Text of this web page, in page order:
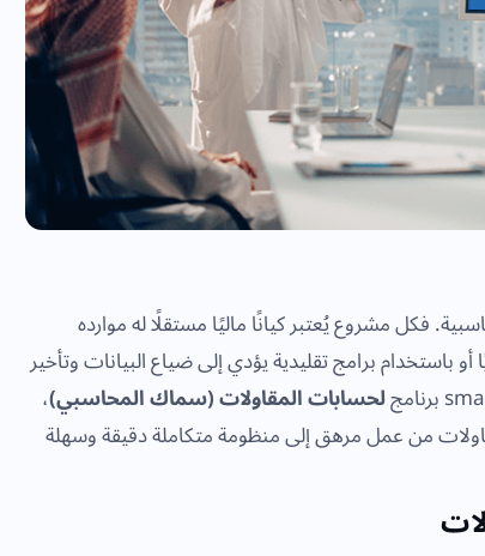
فكل مشروع يُعتبر كيانًا ماليًا مستقلًا له موارده
أو باستخدام برامج تقليدية يؤدي إلى ضياع البيانات وتأخير
لحسابات المقاولات (سماك المحاسبي)،
من عمل مرهق إلى منظومة متكاملة دقيقة وسهلة